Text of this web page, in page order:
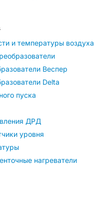
и температуры воздуха
Веспер
Delta
пуска
ДРД
уровня
нагреватели